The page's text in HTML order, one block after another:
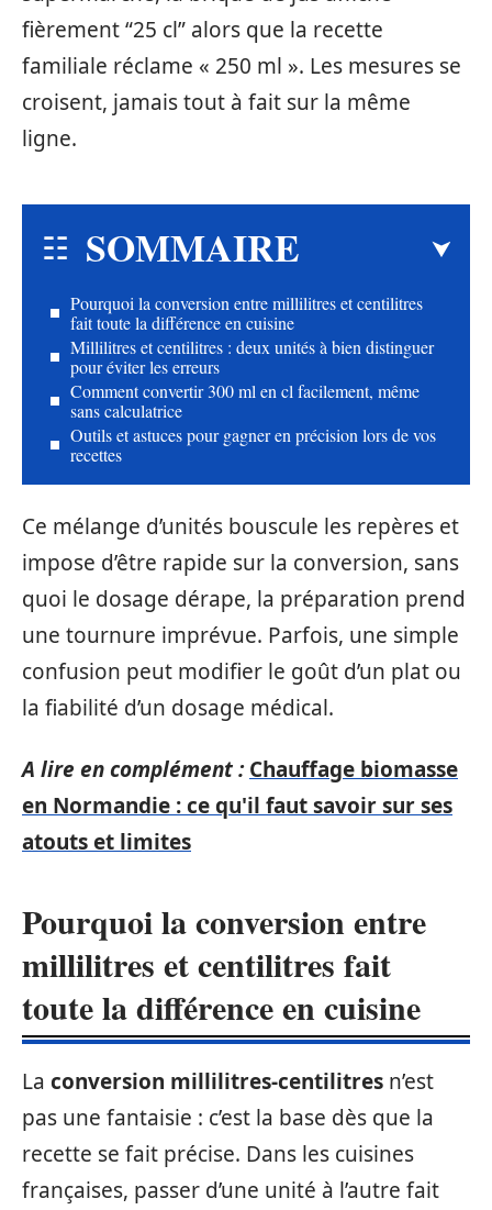
fièrement “25 cl” alors que la recette
familiale réclame « 250 ml ». Les mesures se
croisent, jamais tout à fait sur la même
ligne.
SOMMAIRE
Pourquoi la conversion entre millilitres et centilitres
fait toute la différence en cuisine
Millilitres et centilitres : deux unités à bien distinguer
pour éviter les erreurs
Comment convertir 300 ml en cl facilement, même
sans calculatrice
Outils et astuces pour gagner en précision lors de vos
recettes
Ce mélange d’unités bouscule les repères et
impose d’être rapide sur la conversion, sans
quoi le dosage dérape, la préparation prend
une tournure imprévue. Parfois, une simple
confusion peut modifier le goût d’un plat ou
la fiabilité d’un dosage médical.
A lire en complément : Chauffage biomasse
en Normandie : ce qu'il faut savoir sur ses
atouts et limites
Pourquoi la conversion entre
millilitres et centilitres fait
toute la différence en cuisine
La conversion millilitres-centilitres n’est
pas une fantaisie : c’est la base dès que la
recette se fait précise. Dans les cuisines
françaises, passer d’une unité à l’autre fait